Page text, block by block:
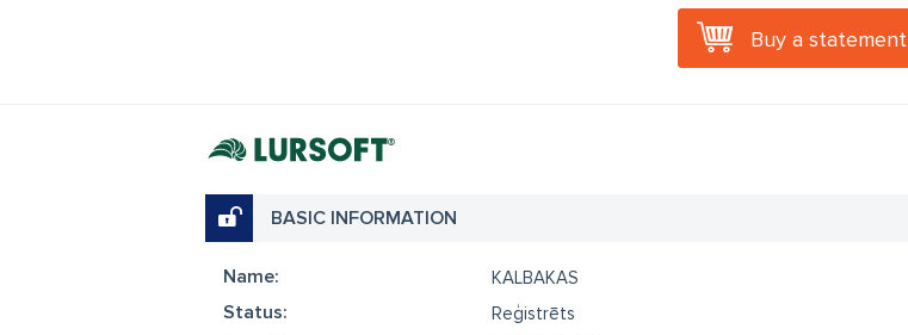
Buy a statement
BASIC INFORMATION
Name: KALBAKAS
Status: Reģistrēts